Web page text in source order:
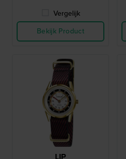
Vergelijk
Bekijk Product
LIP